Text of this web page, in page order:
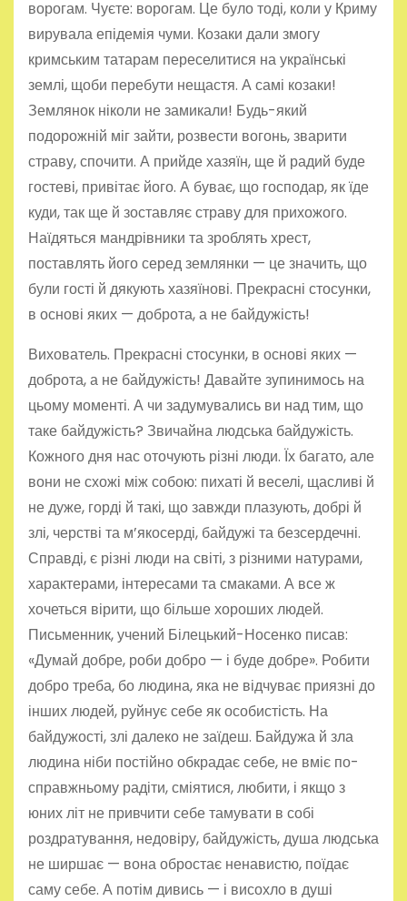
ворогам. Чуєте: ворогам. Це було тоді, коли у Криму
вирувала епідемія чуми. Козаки дали змогу
кримським татарам переселитися на українські
землі, щоби перебути нещастя. А самі козаки!
Землянок ніколи не замикали! Будь-який
подорожній міг зайти, розвести вогонь, зварити
страву, спочити. А прийде хазяїн, ще й радий буде
гостеві, привітає його. А буває, що господар, як їде
куди, так ще й зоставляє страву для прихожого.
Наїдяться мандрівники та зроблять хрест,
поставлять його серед землянки — це значить, що
були гості й дякують хазяїнові. Прекрасні стосунки,
в основі яких — доброта, а не байдужість!
Вихователь. Прекрасні стосунки, в основі яких —
доброта, а не байдужість! Давайте зупинимось на
цьому моменті. А чи задумувались ви над тим, що
таке байдужість? Звичайна людська байдужість.
Кожного дня нас оточують різні люди. Їх багато, але
вони не схожі між собою: пихаті й веселі, щасливі й
не дуже, горді й такі, що завжди плазують, добрі й
злі, черстві та м’якосерді, байдужі та безсердечні.
Справді, є різні люди на світі, з різними натурами,
характерами, інтересами та смаками. А все ж
хочеться вірити, що більше хороших людей.
Письменник, учений Білецький-Носенко писав:
«Думай добре, роби добро — і буде добре». Робити
добро треба, бо людина, яка не відчуває приязні до
інших людей, руйнує себе як особистість. На
байдужості, злі далеко не заїдеш. Байдужа й зла
людина ніби постійно обкрадає себе, не вміє по-
справжньому радіти, сміятися, любити, і якщо з
юних літ не привчити себе тамувати в собі
роздратування, недовіру, байдужість, душа людська
не ширшає — вона обростає ненавистю, поїдає
саму себе. А потім дивись — і висохло в душі